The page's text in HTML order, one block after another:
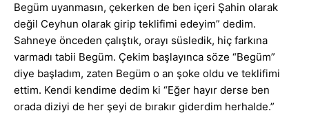
Begüm uyanmasın, çekerken de ben içeri Şahin olarak
değil Ceyhun olarak girip teklifimi edeyim” dedim.
Sahneye önceden çalıştık, orayı süsledik, hiç farkına
varmadı tabii Begüm. Çekim başlayınca söze “Begüm”
diye başladım, zaten Begüm o an şoke oldu ve teklifimi
ettim. Kendi kendime dedim ki “Eğer hayır derse ben
orada diziyi de her şeyi de bırakır giderdim herhalde.”